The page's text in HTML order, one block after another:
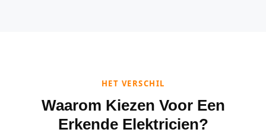
HET VERSCHIL
Waarom Kiezen Voor Een
Erkende Elektricien?